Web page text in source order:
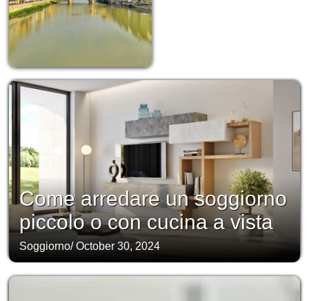
Come arredare un soggiorno
piccolo o con cucina a vista
Soggiorno/October 30, 2024